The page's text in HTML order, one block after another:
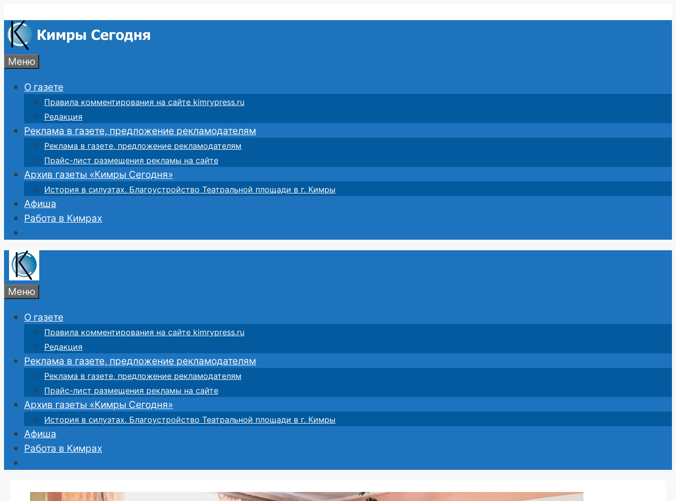
к
содержимому
Меню
О газете
Правила комментирования на сайте kimrypress.ru
Редакция
Реклама в газете, предложение рекламодателям
Реклама в газете, предложение рекламодателям
Прайс-лист размещения рекламы на сайте
Архив газеты «Кимры Сегодня»
История в силуэтах. Благоустройство Театральной площади в г. Кимры
Афиша
Работа в Кимрах
Меню
О газете
Правила комментирования на сайте kimrypress.ru
Редакция
Реклама в газете, предложение рекламодателям
Реклама в газете, предложение рекламодателям
Прайс-лист размещения рекламы на сайте
Архив газеты «Кимры Сегодня»
История в силуэтах. Благоустройство Театральной площади в г. Кимры
Афиша
Работа в Кимрах